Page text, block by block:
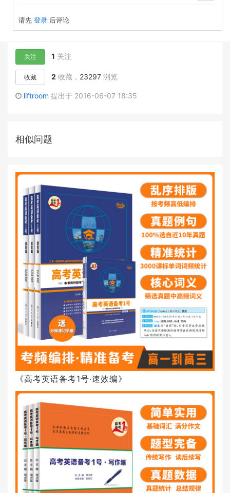
请先 登录 后评论
关注 1 关注
收藏 2 收藏， 23297 浏览
liftroom 提出于 2016-06-07 18:35
相似问题
《高考英语备考1号·速效编》